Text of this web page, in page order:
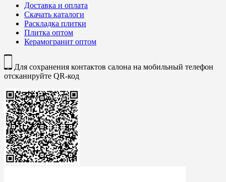
Доставка и оплата
Скачать каталоги
Раскладка плитки
Плитка оптом
Керамогранит оптом
Для сохранения контактов салона на мобильный телефон
отсканируйте QR-код